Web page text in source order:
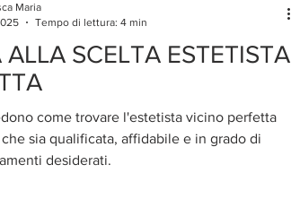
SCELTA ESTETISTA
come trovare l'estetista vicino perfetta
sia qualificata, affidabile e in grado di
desiderati.
Maria
Tempo di lettura: 4 min